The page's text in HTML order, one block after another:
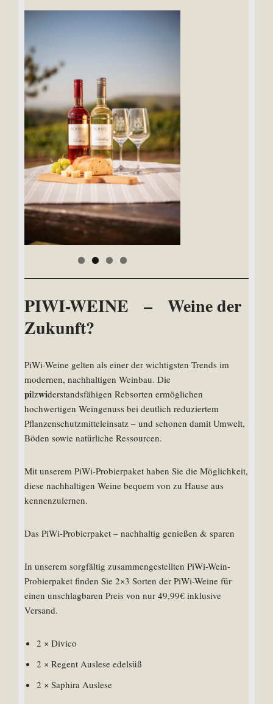
PIWI-WEINE – Weine der
Zukunft?
PiWi-Weine gelten als einer der wichtigsten Trends im
modernen, nachhaltigen Weinbau. Die
pilzwiderstandsfähigen Rebsorten ermöglichen
hochwertigen Weingenuss bei deutlich reduziertem
Pflanzenschutzmitteleinsatz – und schonen damit Umwelt,
Böden sowie natürliche Ressourcen.
Mit unserem PiWi-Probierpaket haben Sie die Möglichkeit,
diese nachhaltigen Weine bequem von zu Hause aus
kennenzulernen.
Das PiWi-Probierpaket – nachhaltig genießen & sparen
In unserem sorgfältig zusammengestellten PiWi-Wein-
Probierpaket finden Sie 2×3 Sorten der PiWi-Weine für
einen unschlagbaren Preis von nur 49,99€ inklusive
Versand.
2 × Divico
2 × Regent Auslese edelsüß
2 × Saphira Auslese